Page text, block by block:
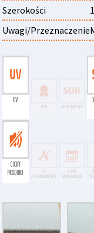
Szerokości
Uwagi/Przeznaczenie